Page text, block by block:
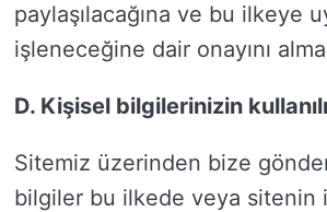
paylaşılacağına ve bu ilkeye
işleneceğine dair onayını
D. Kişisel bilgilerinizin
Sitemiz üzerinden bize
bilgiler bu ilkede veya sitenin